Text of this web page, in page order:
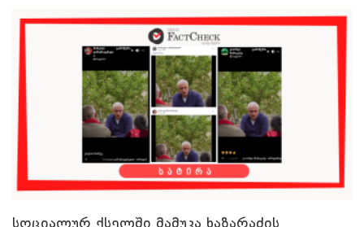
სოციალურ ქსელში მამუკა ხაზარაძის